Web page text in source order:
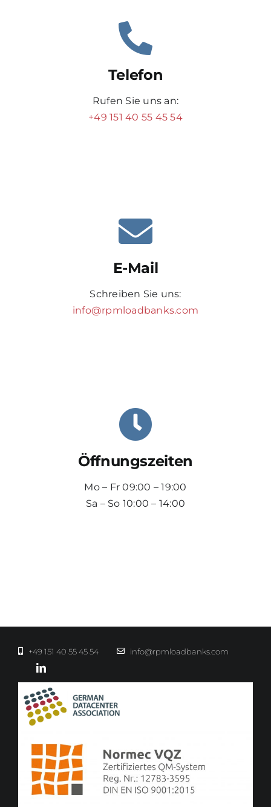
Telefon
Rufen Sie uns an:
+49 151 40 55 45 54
E-Mail
Schreiben Sie uns:
info@rpmloadbanks.com
Öffnungszeiten
Mo – Fr 09:00 – 19:00
Sa – So 10:00 – 14:00
+49 151 40 55 45 54 info@rpmloadbanks.com